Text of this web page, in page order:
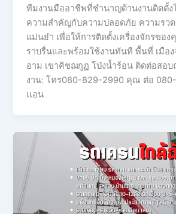
ทีมงานมืออาชีพที่ชำนาญด้านงานติดตั้งโ
ความสำคัญกับความปลอดภัย ความรวด
แม่นยำ เพื่อให้การติดตั้งเครื่องจักรของ
ราบรื่นและพร้อมใช้งานทันที พื้นที่ เมือ
อาม เขาคิชฌกูฏ โป่งน้ำร้อน ติดต่อสอบ
งาน: โทร080-829-2990 คุณ ต่อ
เเอน